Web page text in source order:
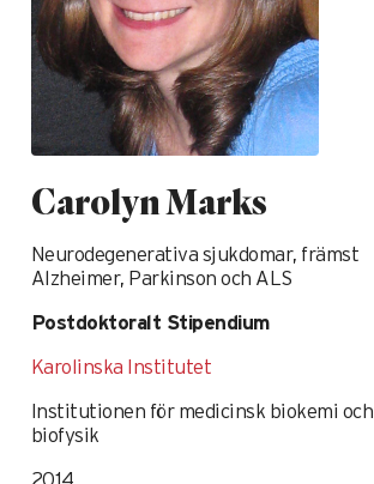
Carolyn Marks
Neurodegenerativa sjukdomar, främst
Alzheimer, Parkinson och ALS
Postdoktoralt Stipendium
Karolinska Institutet
Institutionen för medicinsk biokemi och
biofysik
2014